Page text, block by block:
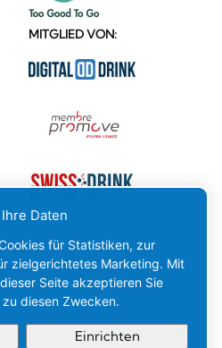
MITGLIED VON:
Daten
für Statistiken, zur
zielgerichtetes Marketing. Mit
Seite akzeptieren Sie
diesen Zwecken.
Einrichten